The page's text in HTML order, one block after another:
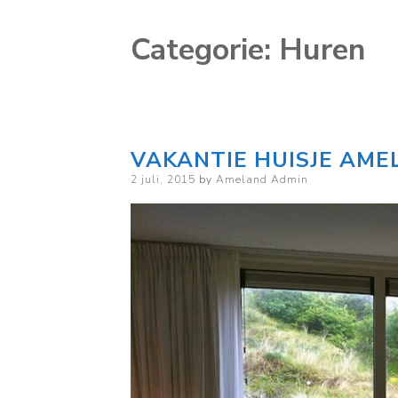
Categorie: Huren
VAKANTIE HUISJE
Posted
2 juli, 2015 by Ameland Admin